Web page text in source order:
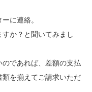
に連絡。
か？と聞いてみまし
のであれば、差額の支払
を揃えてご請求いただ